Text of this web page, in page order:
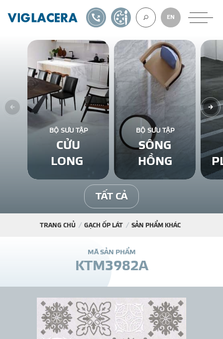
VỀ CHÚNG
GẠCH ỐP LÁT
BÊ TÔNG KHÍ
NGÓI LỢP
THƯ
EN
1900561582TỰ THIẾT KẾ
BỘ SƯU TẬP
CỬU
LONG
BỘ SƯU TẬP
SÔNG
HỒNG
TẤT CẢ
TRANG CHỦ GẠCH ỐP LÁT SẢN PHẨM KHÁC
MÃ SẢN PHẨM
KTM3982A